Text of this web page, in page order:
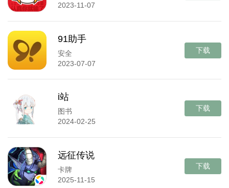
2023-11-07
91助手
安全
2023-07-07
下载
i站
图书
2024-02-25
下载
远征传说
卡牌
2025-11-15
下载